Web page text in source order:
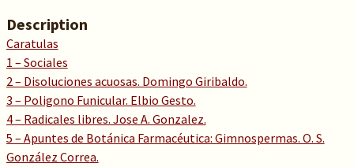
Description
Caratulas
1 – Sociales
2 – Disoluciones acuosas. Domingo Giribaldo.
3 – Poligono Funicular. Elbio Gesto.
4 – Radicales libres. Jose A. Gonzalez.
5 – Apuntes de Botánica Farmacéutica: Gimnospermas. O. S.
González Correa.